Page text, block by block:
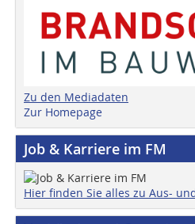
Zu den Mediadaten
Zur Homepage
Job & Karriere im FM
Hier finden Sie alles zu Aus-